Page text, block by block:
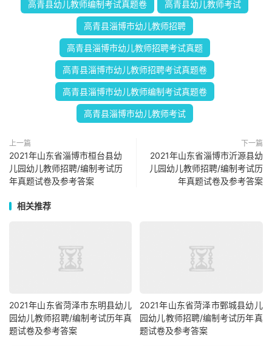
高青县幼儿教师编制考试真题卷 高青县幼儿教师考试
高青县淄博市幼儿教师招聘
高青县淄博市幼儿教师招聘考试真题
高青县淄博市幼儿教师招聘考试真题卷
高青县淄博市幼儿教师编制考试真题卷
高青县淄博市幼儿教师考试
上一篇
2021年山东省淄博市桓台县幼
儿园幼儿教师招聘/编制考试历
年真题试卷及参考答案
下一篇
2021年山东省淄博市沂源县幼
儿园幼儿教师招聘/编制考试历
年真题试卷及参考答案
相关推荐
2021年山东省菏泽市东明县幼儿
园幼儿教师招聘/编制考试历年真
题试卷及参考答案
2021年山东省菏泽市鄄城县幼儿
园幼儿教师招聘/编制考试历年真
题试卷及参考答案